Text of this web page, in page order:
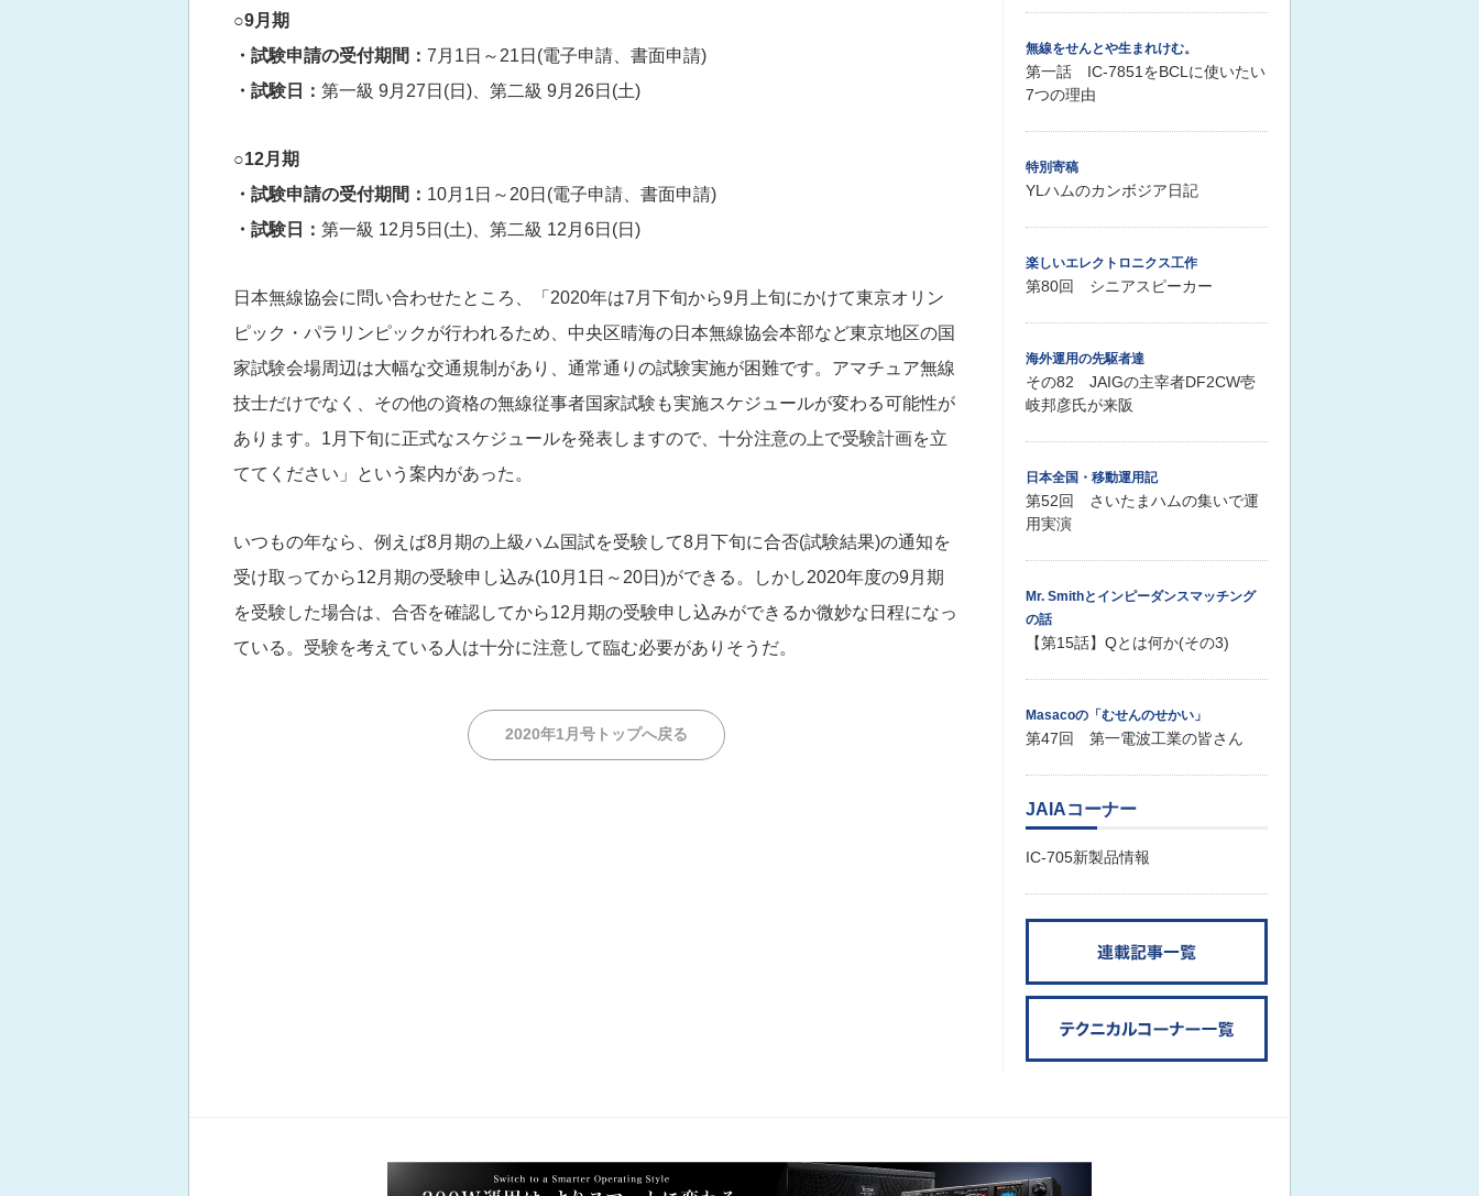
○9月期
・試験申請の受付期間： 7月1日～21日(電子申請、書面申請)
・試験日： 第一級 9月27日(日)、第二級 9月26日(土)
○12月期
・試験申請の受付期間： 10月1日～20日(電子申請、書面申請)
・試験日： 第一級 12月5日(土)、第二級 12月6日(日)
日本無線協会に問い合わせたところ、「2020年は7月下旬から9月上旬にかけて東京オリン
ピック・パラリンピックが行われるため、中央区晴海の日本無線協会本部など東京地区の国
家試験会場周辺は大幅な交通規制があり、通常通りの試験実施が困難です。アマチュア無線
技士だけでなく、その他の資格の無線従事者国家試験も実施スケジュールが変わる可能性が
あります。1月下旬に正式なスケジュールを発表しますので、十分注意の上で受験計画を立
ててください」という案内があった。
いつもの年なら、例えば8月期の上級ハム国試を受験して8月下旬に合否(試験結果)の通知を
受け取ってから12月期の受験申し込み(10月1日～20日)ができる。しかし2020年度の9月期
を受験した場合は、合否を確認してから12月期の受験申し込みができるか微妙な日程になっ
ている。受験を考えている人は十分に注意して臨む必要がありそうだ。
2020年1月号トップへ戻る
無線をせんとや生まれけむ。
第一話 IC-7851をBCLに使いたい
7つの理由
特別寄稿
YLハムのカンボジア日記
楽しいエレクトロニクス工作
第80回 シニアスピーカー
海外運用の先駆者達
その82 JAIGの主宰者DF2CW壱
岐邦彦氏が来阪
日本全国・移動運用記
第52回 さいたまハムの集いで運
用実演
Mr. Smithとインピーダンスマッチング
の話
【第15話】Qとは何か(その3)
Masacoの「むせんのせかい」
第47回 第一電波工業の皆さん
JAIAコーナー
IC-705新製品情報